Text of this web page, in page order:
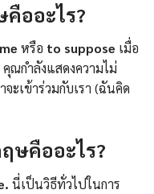
ออะไร?
หรือ to suppose เมื่อ
ณกำลังแสดงความไม่
ะเข้าร่วมกับเรา (ฉันคิด
ษคืออะไร?
นี่เป็นวิธีทั่วไปในการ